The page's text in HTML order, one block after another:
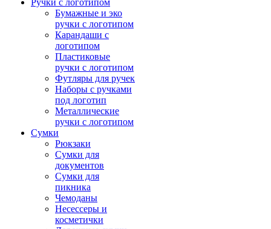
Ручки с логотипом
Бумажные и эко
ручки с логотипом
Карандаши с
логотипом
Пластиковые
ручки с логотипом
Футляры для ручек
Наборы с ручками
под логотип
Металлические
ручки с логотипом
Сумки
Рюкзаки
Сумки для
документов
Сумки для
пикника
Чемоданы
Несессеры и
косметички